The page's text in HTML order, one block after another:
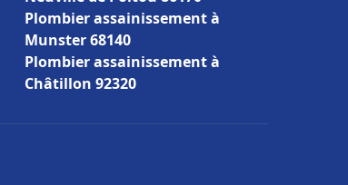
Plombier assainissement à
Munster 68140
Plombier assainissement à
Châtillon 92320